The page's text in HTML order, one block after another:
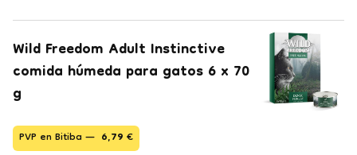
Wild Freedom Adult Instinctive
comida húmeda para gatos 6 x 70
g
PVP en Bitiba — 6,79€